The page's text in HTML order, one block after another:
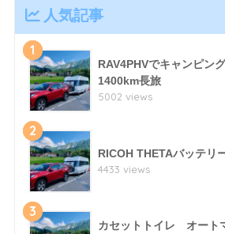
人気記事
1
RAV4PHVでキャンピン
1400km長旅
5002 views
2
RICOH THETAバッテリ
4433 views
3
カセットトイレ オート